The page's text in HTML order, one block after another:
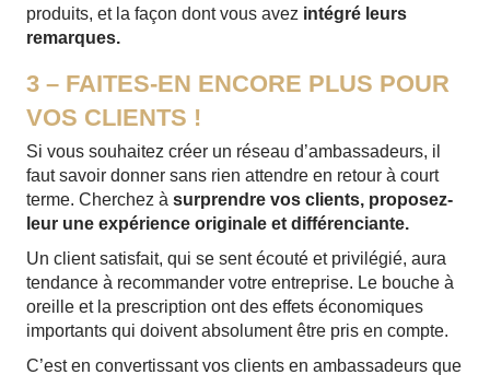
produits, et la façon dont vous avez intégré leurs
remarques.
3 – FAITES-EN ENCORE PLUS POUR
VOS CLIENTS !
Si vous souhaitez créer un réseau d’ambassadeurs, il
faut savoir donner sans rien attendre en retour à court
terme. Cherchez à surprendre vos clients, proposez-
leur une expérience originale et différenciante.
Un client satisfait, qui se sent écouté et privilégié, aura
tendance à recommander votre entreprise. Le bouche à
oreille et la prescription ont des effets économiques
importants qui doivent absolument être pris en compte.
C’est en convertissant vos clients en ambassadeurs que